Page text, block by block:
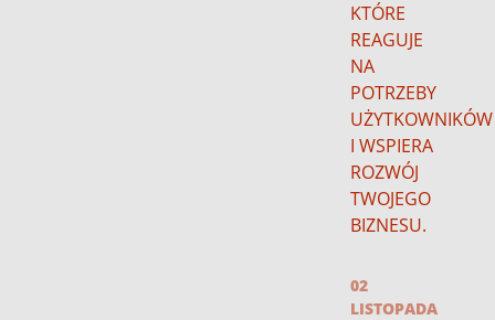
KTÓRE
REAGUJE
NA
POTRZEBY
UŻYTKOWNIKÓW
I WSPIERA
ROZWÓJ
TWOJEGO
BIZNESU.
02
LISTOPADA